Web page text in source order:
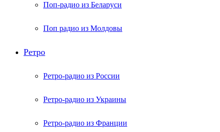
Поп-радио из Беларуси
Поп радио из Молдовы
Ретро
Ретро-радио из России
Ретро-радио из Украины
Ретро-радио из Франции